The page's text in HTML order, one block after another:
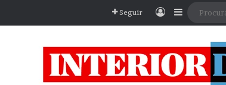
Seguir EntrarBarra